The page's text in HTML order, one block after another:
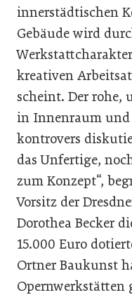
innerstädtischen
Gebäude wird
kreativen
scheint. Der rohe,
in Innenraum und
kontrovers
das Unfertige,
zum Konzept“,
Vorsitz der
Dorothea Becker
15.000 Euro
Ortner Baukunst
Opernwerkstätten